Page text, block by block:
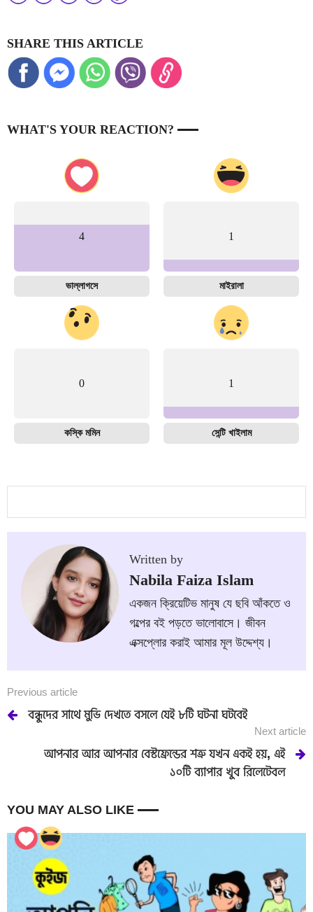
SHARE THIS ARTICLE
WHAT'S YOUR REACTION?
4
ভাল্লাগসে
1
মাইরালা
0
কস্কি মমিন
1
সেন্টি খাইলাম
Written by
Nabila Faiza Islam
একজন ক্রিয়েটিভ মানুষ যে ছবি আঁকতে ও
গল্পের বই পড়তে ভালোবাসে। জীবন
এক্সপ্লোর করাই আমার মূল উদ্দেশ্য।
Previous article
বন্ধুদের সাথে মুভি দেখতে বসলে যেই ৮টি ঘটনা ঘটবেই
Next article
আপনার আর আপনার বেস্টফ্রেন্ডের শত্রু যখন একই হয়, এই
১০টি ব্যাপার খুব রিলেটেবল
YOU MAY ALSO LIKE